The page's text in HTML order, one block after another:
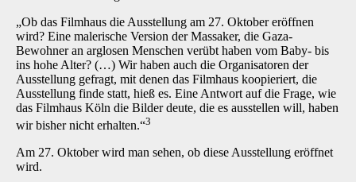
„Ob das Filmhaus die Ausstellung am 27. Oktober eröffnen
wird? Eine malerische Version der Massaker, die Gaza-
Bewohner an arglosen Menschen verübt haben vom Baby- bis
ins hohe Alter? (…) Wir haben auch die Organisatoren der
Ausstellung gefragt, mit denen das Filmhaus koopieriert, die
Ausstellung finde statt, hieß es. Eine Antwort auf die Frage, wie
das Filmhaus Köln die Bilder deute, die es ausstellen will, haben
wir bisher nicht erhalten.“3
Am 27. Oktober wird man sehen, ob diese Ausstellung eröffnet
wird.